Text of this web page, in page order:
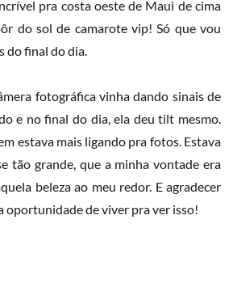
pra costa oeste de Maui de cima
do sol de camarote vip! Só que vou
do final do dia.
fotográfica vinha dando sinais de
e no final do dia, ela deu tilt mesmo.
estava mais ligando pra fotos. Estava
tão grande, que a minha vontade era
beleza ao meu redor. E agradecer
oportunidade de viver pra ver isso!